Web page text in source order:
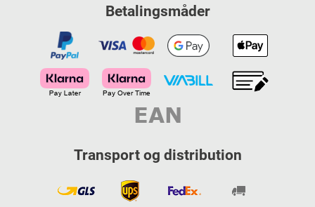
Betalingsmåder
Transport og distribution